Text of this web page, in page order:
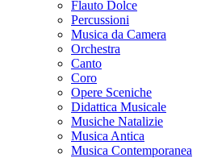
Flauto Dolce
Percussioni
Musica da Camera
Orchestra
Canto
Coro
Opere Sceniche
Didattica Musicale
Musiche Natalizie
Musica Antica
Musica Contemporanea